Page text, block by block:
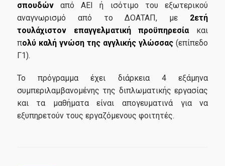
Οδηγός Σπουδών
Οδηγός εκπόνησης διπλωματικής εργασίας
Διασφαλιση Ποιότητας
Πολιτική ποιότητας
σπουδώναπό ΑΕΙ ή ισότιμο του εξωτερικού
αναγνωρισμό από το ΔΟΑΤΑΠ, με 2ετή
τουλάχιστον επαγγελματική προϋπηρεσία και
πολύκαλή γνώση της αγγλικής γλώσσας(επίπεδο
Γ1).
Το πρόγραμμα έχει διάρκεια 4 εξάμηνα
συμπεριλαμβανομένης της διπλωματικής εργασίας
και τα μαθήματα είναι απογευματινά για να
εξυπηρετούν τους εργαζόμενους φοιτητές.